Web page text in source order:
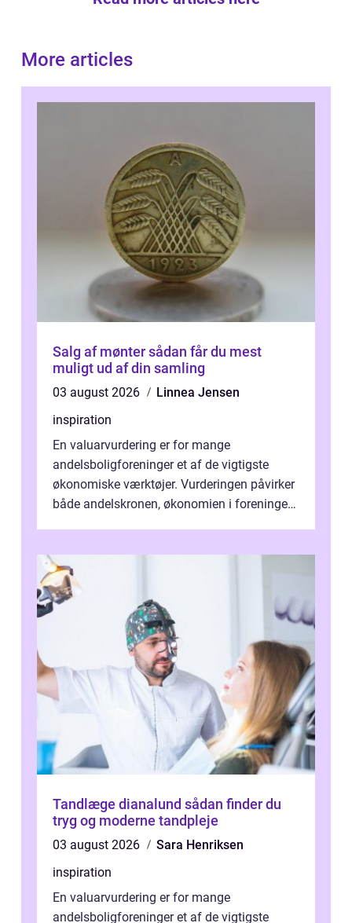
More articles
Salg af mønter sådan får du mest
muligt ud af din samling
03 august 2026
Linnea Jensen
inspiration
En valuarvurdering er for mange
andelsboligforeninger et af de vigtigste
økonomiske værktøjer. Vurderingen påvirker
både andelskronen, økonomien i foreningen
Tandlæge dianalund sådan finder du
tryg og moderne tandpleje
03 august 2026
Sara Henriksen
inspiration
En valuarvurdering er for mange
andelsboligforeninger et af de vigtigste